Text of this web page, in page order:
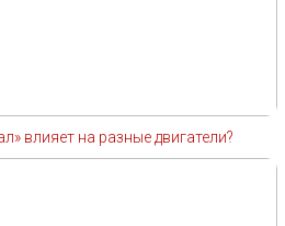
влияет на разные двигатели?